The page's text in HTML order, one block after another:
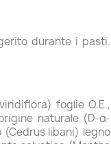
durante i pasti.
foglie O.E.,
naturale (D-α-
(Cedrus libani) legno